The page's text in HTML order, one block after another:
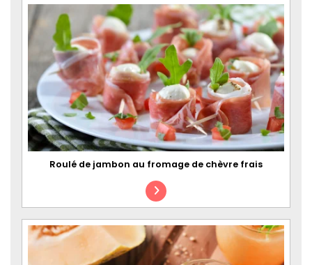
Roulé de jambon au fromage de chèvre frais